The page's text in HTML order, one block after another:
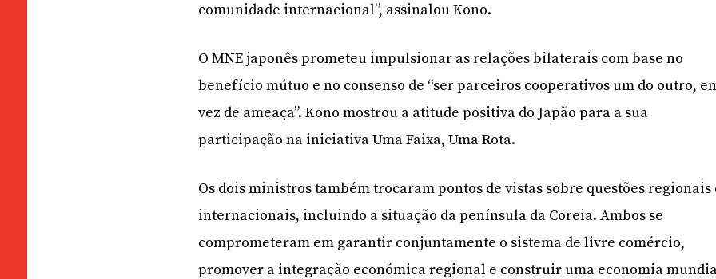
comunidade internacional”, assinalou Kono.
O MNE japonês prometeu impulsionar as relações bilaterais com base no
benefício mútuo e no consenso de “ser parceiros cooperativos um do outro,
vez de ameaça”. Kono mostrou a atitude positiva do Japão para a sua
participação na iniciativa Uma Faixa, Uma Rota.
Os dois ministros também trocaram pontos de vistas sobre questões regionais
internacionais, incluindo a situação da península da Coreia. Ambos se
comprometeram em garantir conjuntamente o sistema de livre comércio,
promover a integração económica regional e construir uma economia